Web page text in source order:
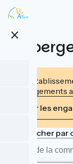
Aller
au
principal
close
Les
engagements
Voir les
Rechercher par